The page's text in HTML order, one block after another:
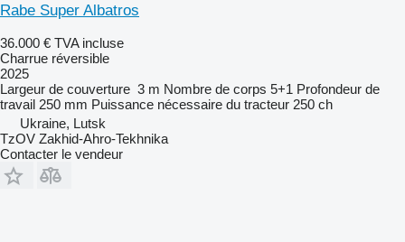
Rabe Super Albatros
36.000 € TVA incluse
Charrue réversible
2025
Largeur de couverture 3 m Nombre de corps 5+1 Profondeur de
travail 250 mm Puissance nécessaire du tracteur 250 ch
Ukraine, Lutsk
TzOV Zakhid-Ahro-Tekhnika
Contacter le vendeur